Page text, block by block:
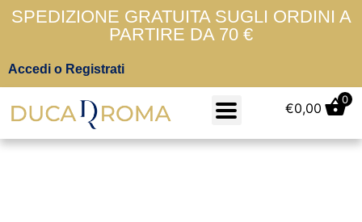
SPEDIZIONE GRATUITA SUGLI ORDINI A
PARTIRE DA 70 €
Accedi o Registrati
€0,00
0